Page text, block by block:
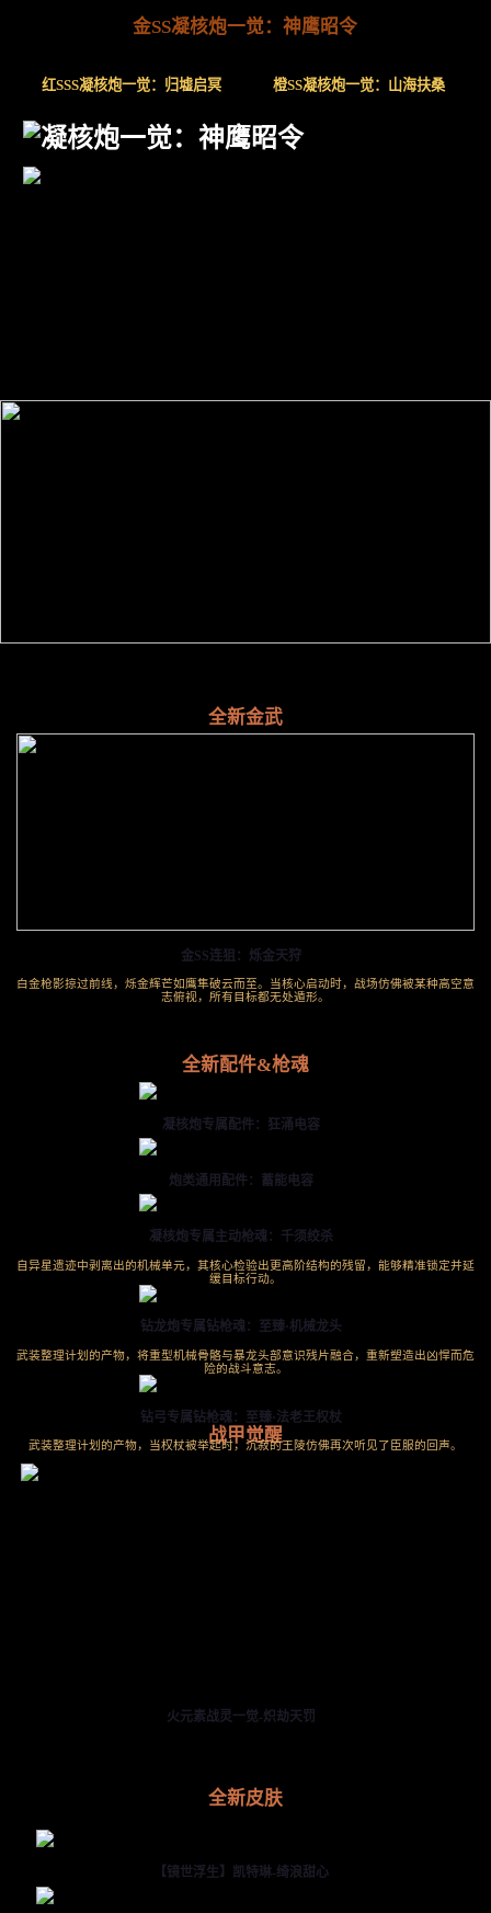
金SS凝核炮一觉：神鹰昭令
红SSS凝核炮一觉：归墟启冥 橙SS凝核炮一觉：山海扶桑
凝核炮一觉：神鹰昭令
全新金武
金SS连狙：烁金天狩
白金枪影掠过前线，烁金辉芒如鹰隼破云而至。当核心启动时，战场仿佛被某种高空意
志俯视，所有目标都无处遁形。
全新配件&枪魂
凝核炮专属配件：狂涌电容
炮类通用配件：蓄能电容
凝核炮专属主动枪魂：千须绞杀
自异星遗迹中剥离出的机械单元，其核心检验出更高阶结构的残留，能够精准锁定并延
缓目标行动。
钻龙炮专属钻枪魂：至臻·机械龙头
武装整理计划的产物，将重型机械骨骼与暴龙头部意识残片融合，重新塑造出凶悍而危
险的战斗意志。
钻弓专属钻枪魂：至臻·法老王权杖
武装整理计划的产物，当权杖被举起时，沉寂的王陵仿佛再次听见了臣服的回声。
战甲觉醒
火元素战灵一觉-炽劫天罚
全新皮肤
【镜世浮生】凯特琳-绮浪甜心